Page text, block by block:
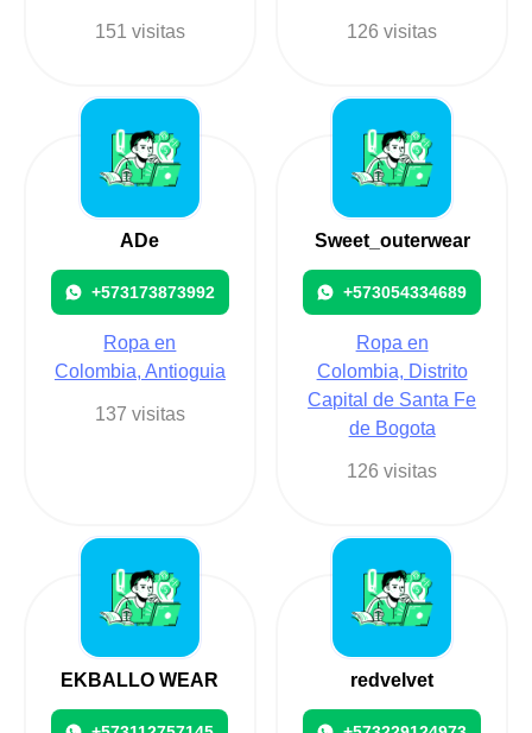
151 visitas 126 visitas
ADe
+573173873992
Ropa en
Colombia, Antioguia
137 visitas
Sweet_outerwear
+573054334689
Ropa en
Colombia, Distrito
Capital de Santa Fe
de Bogota
126 visitas
EKBALLO WEAR redvelvet